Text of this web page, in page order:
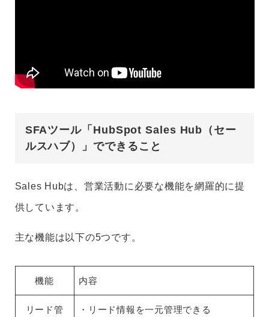
SFAツール「HubSpot Sales Hub（セー
ルスハブ）」でできること
Sales Hubは、営業活動に必要な機能を網羅的に提
供しています。
主な機能は以下の5つです。
機能 内容
リード管
・リード情報を一元管理できる